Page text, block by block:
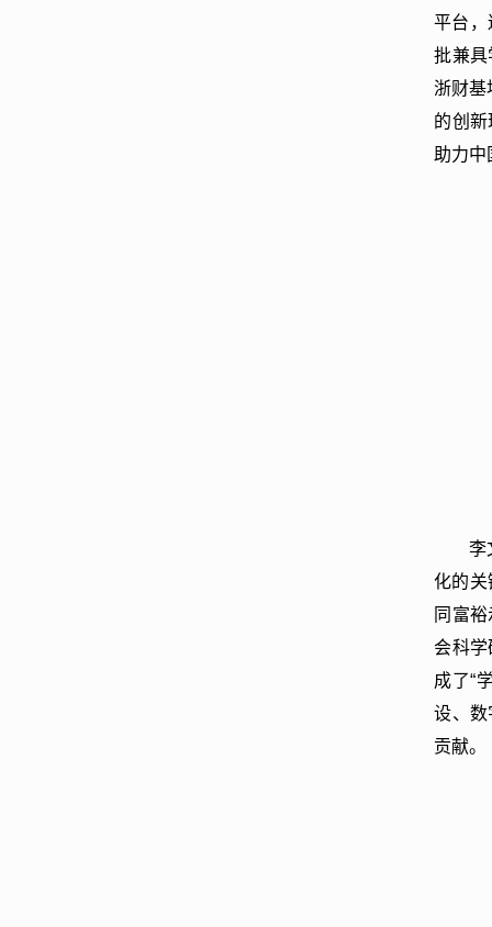
平台，
批兼具
浙财基
的创新
助力中
李
化的关
同富
会科
成了“
设、数
贡献。